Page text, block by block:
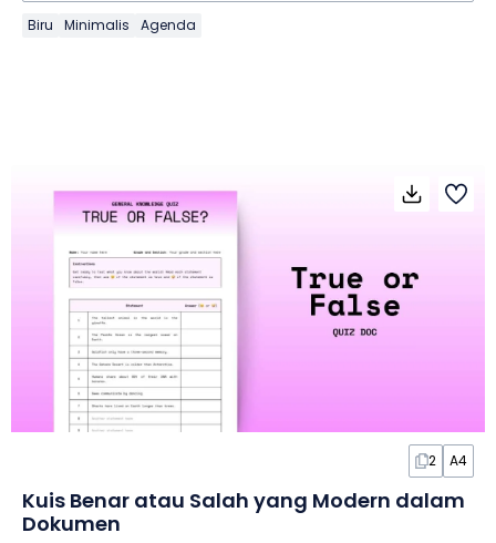
Biru Minimalis Agenda
2 A4
Kuis Benar atau Salah yang Modern dalam
Dokumen